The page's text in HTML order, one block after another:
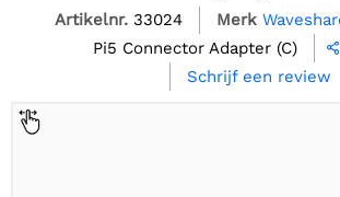
Artikelnr. 33024 Merk
Pi5 Connector Adapter (C)

Schrijf een review